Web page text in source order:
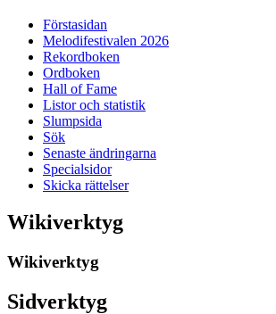
Förstasidan
Melodifestivalen 2026
Rekordboken
Ordboken
Hall of Fame
Listor och statistik
Slumpsida
Sök
Senaste ändringarna
Specialsidor
Skicka rättelser
Wikiverktyg
Wikiverktyg
Sidverktyg